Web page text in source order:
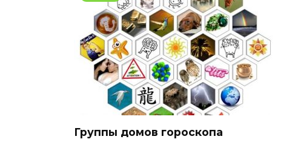
Группы домов гороскопа